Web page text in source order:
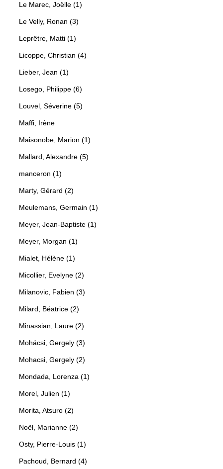
Le Marec, Joëlle (1)
Le Velly, Ronan (3)
Leprêtre, Matti (1)
Licoppe, Christian (4)
Lieber, Jean (1)
Losego, Philippe (6)
Louvel, Séverine (5)
Maffi, Irène
Maisonobe, Marion (1)
Mallard, Alexandre (5)
manceron (1)
Marty, Gérard (2)
Meulemans, Germain (1)
Meyer, Jean-Baptiste (1)
Meyer, Morgan (1)
Mialet, Hélène (1)
Micollier, Evelyne (2)
Milanovic, Fabien (3)
Milard, Béatrice (2)
Minassian, Laure (2)
Mohácsi, Gergely (3)
Mohacsi, Gergely (2)
Mondada, Lorenza (1)
Morel, Julien (1)
Morita, Atsuro (2)
Noël, Marianne (2)
Osty, Pierre-Louis (1)
Pachoud, Bernard (4)